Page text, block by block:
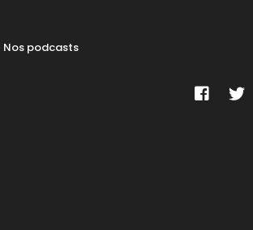
Nos podcasts